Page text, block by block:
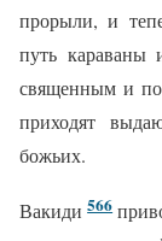
прорыли, и
путь караваны
священным и
приходят
божьих.
Вакиди566